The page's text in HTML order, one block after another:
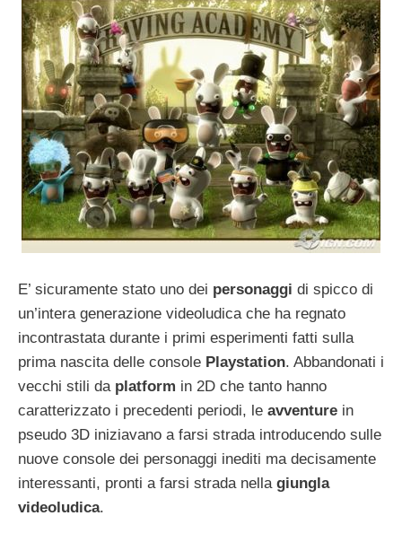
E’ sicuramente stato uno dei personaggi di spicco di
un’intera generazione videoludica che ha regnato
incontrastata durante i primi esperimenti fatti sulla
prima nascita delle console Playstation. Abbandonati i
vecchi stili da platform in 2D che tanto hanno
caratterizzato i precedenti periodi, le avventure in
pseudo 3D iniziavano a farsi strada introducendo sulle
nuove console dei personaggi inediti ma decisamente
interessanti, pronti a farsi strada nella giungla
videoludica.